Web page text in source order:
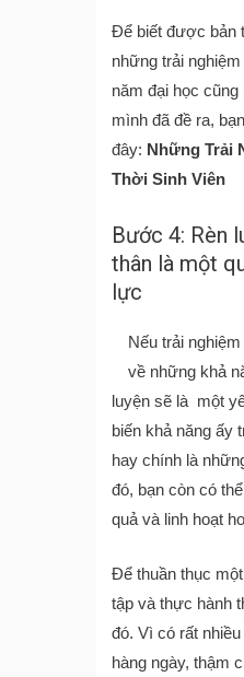
Để biết được bản
những trải
năm đại học
mình đã đề ra,
đây: Những Trải
Thời Sinh Viên
Bước 4: Rèn
thân là một
lực
Nếu trải
về những khả
luyện sẽ là một
biến khả năng ấy
hay chính là
đó, bạn còn có
quả và linh hoạt
Để thuần thục
tập và thực hành
đó. Vì có rất
hàng ngày, thậm